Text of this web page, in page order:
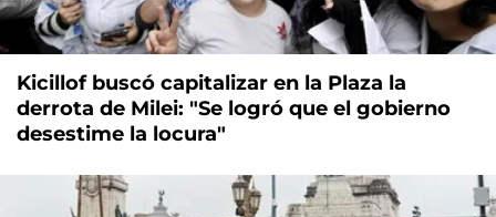
Kicillof buscó capitalizar en la Plaza la
derrota de Milei: "Se logró que el gobierno
desestime la locura"